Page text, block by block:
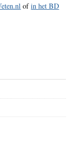
ofin het BD